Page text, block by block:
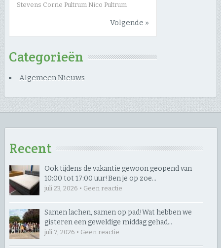
Stevens Corrie Pultrum Nico Pultrum
Volgende »
Categorieën
Algemeen Nieuws
Recent
Ook tijdens de vakantie gewoon geopend van
10:00 tot 17:00 uur! ​Ben je op zoe…
juli 23, 2026 • Geen reactie
Samen lachen, samen op pad! ​Wat hebben we
gisteren een geweldige middag gehad…
juli 7, 2026 • Geen reactie